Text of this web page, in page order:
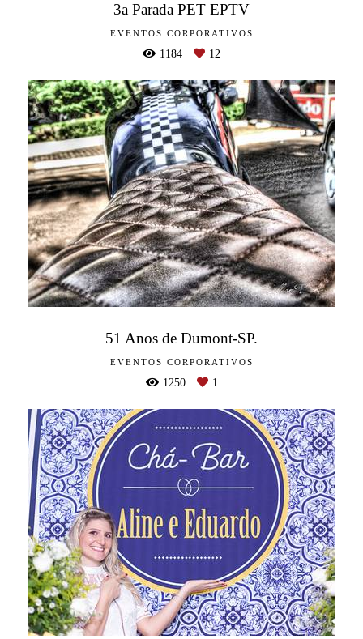
3a Parada PET EPTV
EVENTOS CORPORATIVOS
1184 12
51 Anos de Dumont-SP.
EVENTOS CORPORATIVOS
1250 1